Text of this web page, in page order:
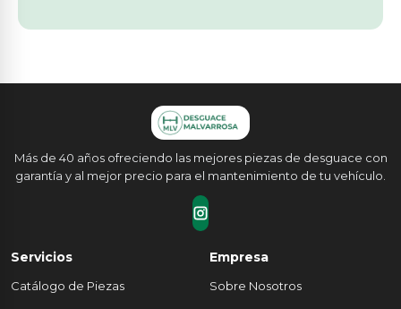
Más de 40 años ofreciendo las mejores piezas de desguace con
garantía y al mejor precio para el mantenimiento de tu vehículo.
Servicios
Catálogo de Piezas
Empresa
Sobre Nosotros